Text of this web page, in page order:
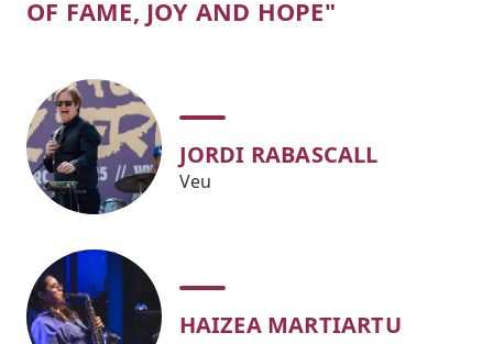
OF FAME, JOY AND HOPE"
JORDI RABASCALL
Veu
HAIZEA MARTIARTU